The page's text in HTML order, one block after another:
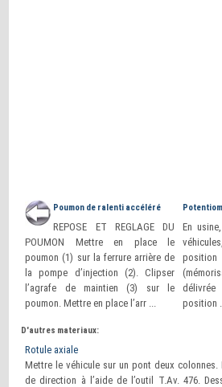
Poumon de ralenti accéléré
REPOSE ET REGLAGE DU
POUMON Mettre en place le
poumon (1) sur la ferrure arrière de
la pompe d’injection (2). Clipser
l’agrafe de maintien (3) sur le
poumon. Mettre en place l’arr ...
En
position
D'autres materiaux:
Rotule axiale
Mettre le véhicule sur un pont deux colonnes.
de direction à l’aide de l’outil T.Av. 476.